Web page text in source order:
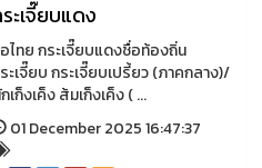
ะเจี๊ยบแดง
ไทย กระเจี๊ยบแดงชื่อท้องถิ่น
ะเจี๊ยบ กระเจี๊ยบเปรี้ยว (ภาคกลาง)/
เก็งเค็ง ส้มเก็งเค็ง ( ...
01 December 2025 16:47:37